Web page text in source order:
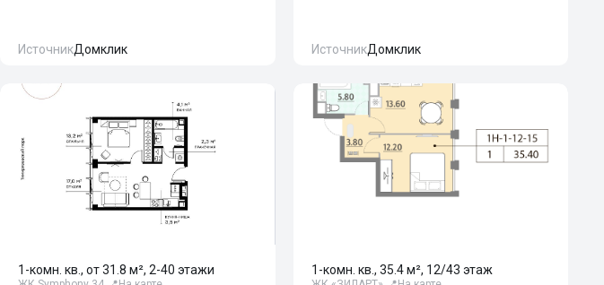
ИсточникДомклик ИсточникДомклик
1-комн. кв., от 31.8 м², 2-40 этажи 1-комн. кв., 35.4 м², 12/43 этаж